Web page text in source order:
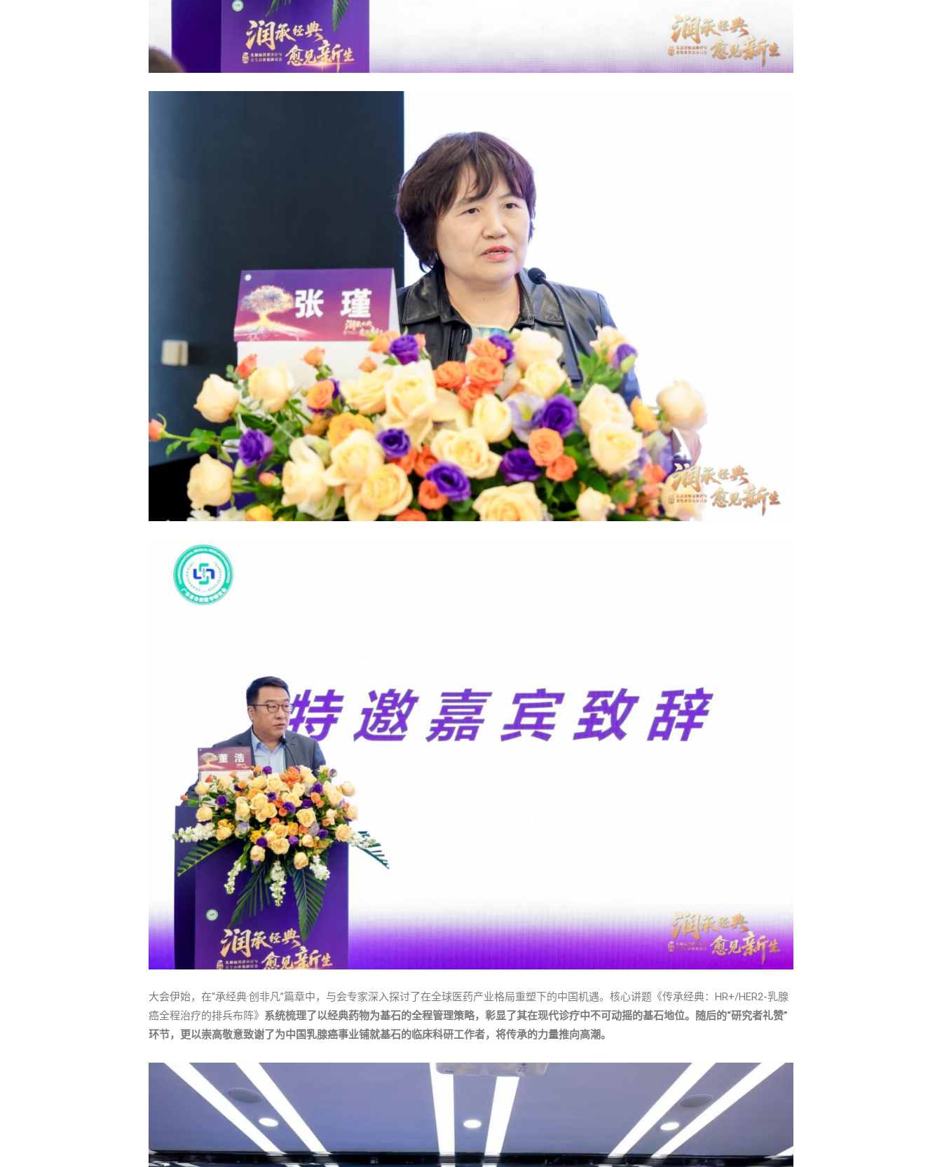
大会伊始，在“承经典·创非凡”篇章中，与会专家深入探讨了在全球医药产业格局重塑下的中国机遇。核心讲题《传承经典：HR+/HER2-乳腺
癌全程治疗的排兵布阵》 系统梳理了以经典药物为基石的全程管理策略，彰显了其在现代诊疗中不可动摇的基石地位。随后的“研究者礼赞”
环节，更以崇高敬意致谢了为中国乳腺癌事业铺就基石的临床科研工作者，将传承的力量推向高潮。